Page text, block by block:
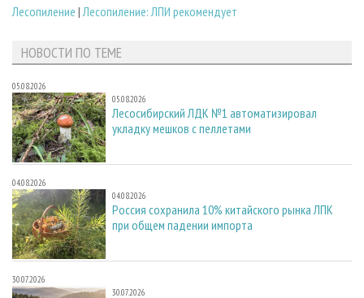
Лесопиление |Лесопиление: ЛПИ рекомендует
НОВОСТИ ПО ТЕМЕ
05.08.2026
05.08.2026
Лесосибирский ЛДК №1 автоматизировал
укладку мешков с пеллетами
04.08.2026
04.08.2026
Россия сохранила 10% китайского рынка ЛПК
при общем падении импорта
30.07.2026
30.07.2026